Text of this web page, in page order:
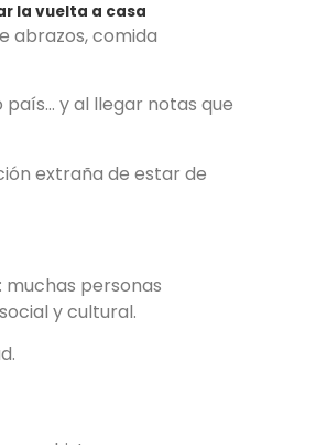
la vuelta a casa
abrazos, comida
y al llegar notas que
extraña de estar de
personas
y cultural.